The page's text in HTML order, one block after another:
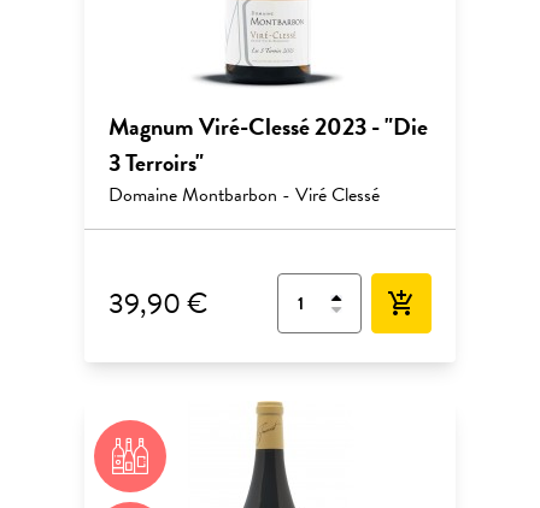
Magnum Viré-Clessé 2023 - "Die
3 Terroirs"
Domaine Montbarbon - Viré Clessé
39,90 € add_shopping_cart